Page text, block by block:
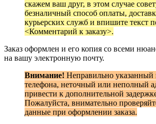
скажем ваш друг, в этом случае
безналичный способ оплаты,
курьерских служб и впишите текст
<Комментарий к заказу>.
Заказ оформлен и его копия со всеми
на вашу электронную почту.
Внимание! Неправильно указанный
телефона, неточный или неполный
привести к дополнительной
Пожалуйста, внимательно
данные при оформлении заказа.